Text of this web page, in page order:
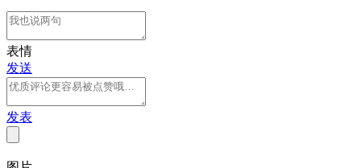
表情
发送
发表